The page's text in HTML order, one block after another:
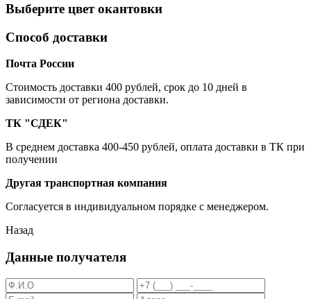
Выберите цвет окантовки
Способ доставки
Почта России
Cтоимость доставки 400 рублей, срок до 10 дней в
зависимости от региона доставки.
ТК "СДЕК"
В среднем доставка 400-450 рублей, оплата доставки в ТК при
получении
Другая транспортная компания
Согласуется в индивидуальном порядке с менеджером.
Назад
Данные получателя